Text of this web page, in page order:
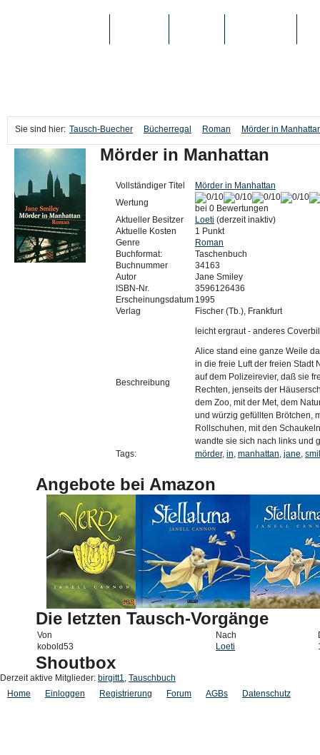
Sie sind hier: Tausch-Buecher Bücherregal Roman Mörder in
Mörder in Manhattan
Vollständiger Titel
Mörder in Manhattan
Wertung
bei 0 Bewertungen
Aktueller Besitzer
Loeti (derzeit inaktiv)
Aktuelle Kosten
1 Punkt
Genre
Roman
Buchformat:
Taschenbuch
Buchnummer
34163
Autor
Jane Smiley
ISBN-Nr.
3596126436
Erscheinungsdatum 1995
Verlag
Fischer (Tb.), Frankfurt
Beschreibung
leicht ergraut - anderes
Alice stand eine ganze Weile
in die freie Luft der freien Stadt
auf dem Polizeirevier, daß sie
Rechten, jenseits der
dem Zoo, mit der Met, dem
und würzig gefüllten Brötchen,
Rollschuhen, mit den
wandte sie sich nach links und
Tags:
mörder, in, manhattan, jane,
Angebote bei Amazon
Die letzten Tausch-Vorgänge
Von Nach
kobold53
Loeti
Shoutbox
Derzeit aktive Mitglieder: birgitt1, Tauschbuch
Home
Einloggen Registrierung Forum AGBs Datenschutz